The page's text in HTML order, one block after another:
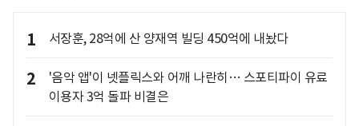
1 서장훈, 28억에 산 양재역 빌딩 450억에 내놨다
2
'음악 앱'이 넷플릭스와 어깨 나란히… 스포티파이 유료
이용자 3억 돌파 비결은